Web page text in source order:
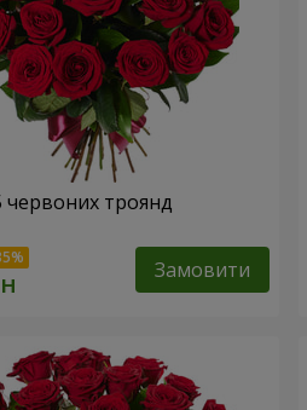
червоних троянд
Замовити